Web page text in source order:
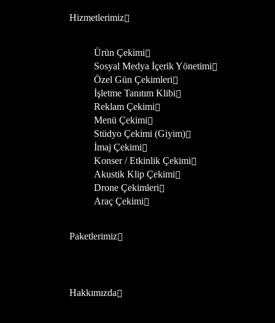
Hizmetlerimiz
Ürün Çekimi
Sosyal Medya İçerik Yönetimi
Özel Gün Çekimleri
İşletme Tanıtım Klibi
Reklam Çekimi
Menü Çekimi
Stüdyo Çekimi (Giyim)
İmaj Çekimi
Konser / Etkinlik Çekimi
Akustik Klip Çekimi
Drone Çekimleri
Araç Çekimi
Paketlerimiz
Hakkımızda